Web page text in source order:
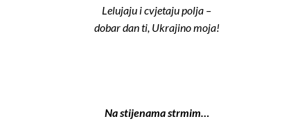
Lelujaju i cvjetaju polja –
dobar dan ti, Ukrajino moja!
Na stijenama strmim…